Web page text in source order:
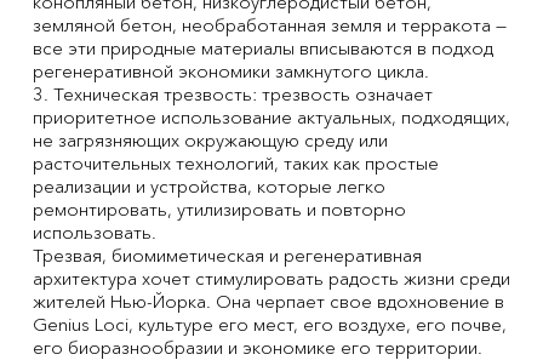
земляной бетон, необработанная земля и терракота —
все эти природные материалы вписываются в подход
регенеративной экономики замкнутого цикла.
3. Техническая трезвость: трезвость означает
приоритетное использование актуальных, подходящих,
не загрязняющих окружающую среду или
расточительных технологий, таких как простые
реализации и устройства, которые легко
ремонтировать, утилизировать и повторно
использовать.
Трезвая, биомиметическая и регенеративная
архитектура хочет стимулировать радость жизни среди
жителей Нью-Йорка. Она черпает свое вдохновение в
Genius Loci, культуре его мест, его воздухе, его почве,
его биоразнообразии и экономике его территории.